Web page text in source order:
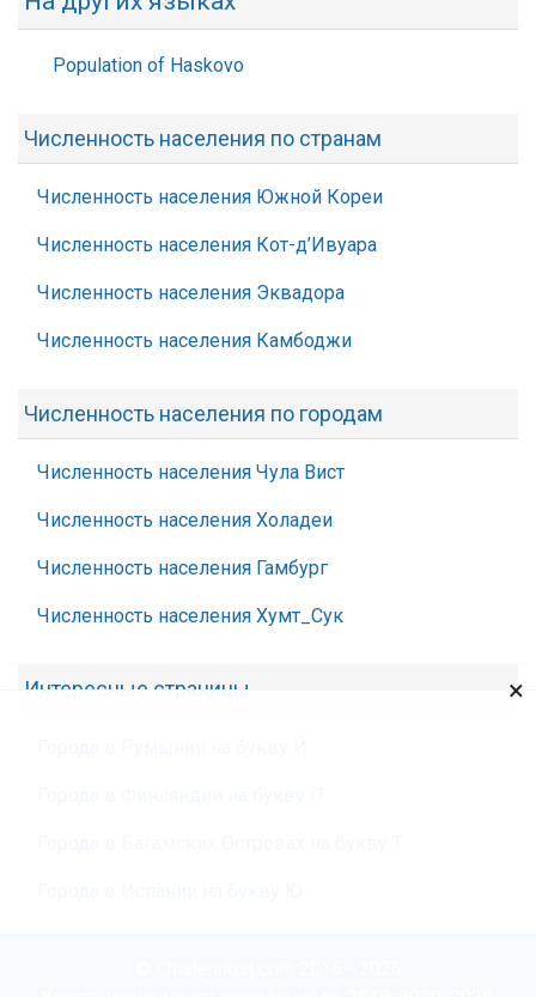
Population of Haskovo
Численность населения по странам
Численность населения Южной Кореи
Численность населения Кот-д’Ивуара
Численность населения Эквадора
Численность населения Камбоджи
Численность населения по городам
Численность населения Чула Вист
Численность населения Холадеи
Численность населения Гамбург
Численность населения Хумт_Сук
Интересные страницы ×